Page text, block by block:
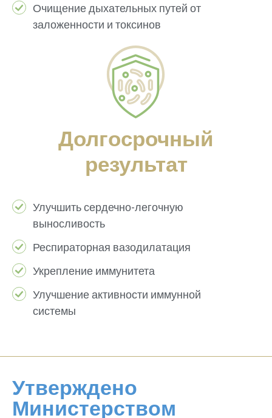
Очищение дыхательных путей от
заложенности и токсинов
Долгосрочный
результат
Улучшить сердечно-легочную
выносливость
Респираторная вазодилатация
Укрепление иммунитета
Улучшение активности иммунной
системы
Утверждено
Министерством